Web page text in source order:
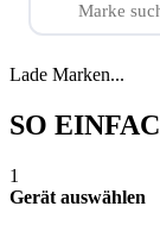
Lade Marken...
SO
1
Gerät auswählen